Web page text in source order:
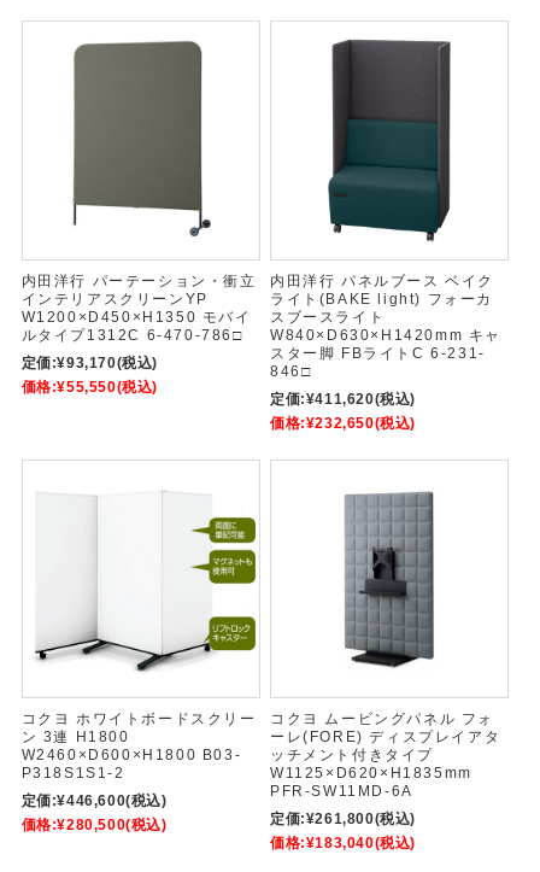
内田洋行 パーテーション・衝立
インテリアスクリーンYP
W1200×D450×H1350 モバイ
ルタイプ1312C 6-470-786□
定価:¥93,170(税込)
価格:¥55,550(税込)
内田洋行 パネルブース ベイク
ライト(BAKE light) フォーカ
スブースライト
W840×D630×H1420mm キャ
スター脚 FBライトC 6-231-
846□
定価:¥411,620(税込)
価格:¥232,650(税込)
コクヨ ホワイトボードスクリー
ン 3連 H1800
W2460×D600×H1800 B03-
P318S1S1-2
定価:¥446,600(税込)
価格:¥280,500(税込)
コクヨ ムービングパネル フォ
ーレ(FORE) ディスプレイアタ
ッチメント付きタイプ
W1125×D620×H1835mm
PFR-SW11MD-6A
定価:¥261,800(税込)
価格:¥183,040(税込)